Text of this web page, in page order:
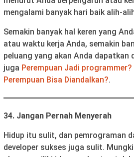
mengalami banyak hari baik alih-
Semakin banyak hal keren yang
atau waktu kerja Anda, semakin
peluang yang akan Anda dapatkan
juga Perempuan Jadi
Perempuan Bisa Diandalkan?.
34. Jangan Pernah Menyerah
Hidup itu sulit, dan pemrograman
developer sukses juga sulit.